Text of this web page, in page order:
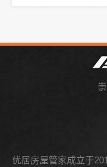
优居房屋管家成立于